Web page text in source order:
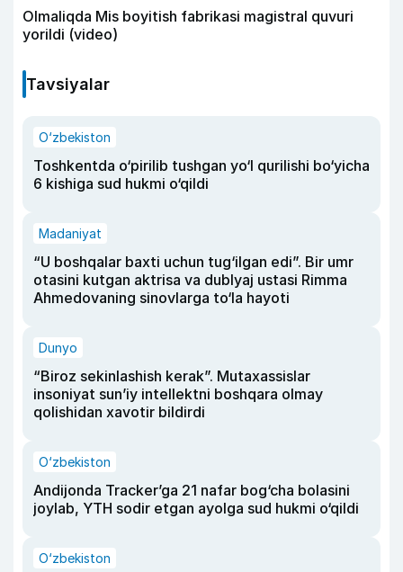
Olmaliqda Mis boyitish fabrikasi magistral quvuri
yorildi (video)
Tavsiyalar
O‘zbekiston
Toshkentda o‘pirilib tushgan yo‘l qurilishi bo‘yicha
6 kishiga sud hukmi o‘qildi
Madaniyat
“U boshqalar baxti uchun tug‘ilgan edi”. Bir umr
otasini kutgan aktrisa va dublyaj ustasi Rimma
Ahmedovaning sinovlarga to‘la hayoti
Dunyo
“Biroz sekinlashish kerak”. Mutaxassislar
insoniyat sun’iy intellektni boshqara olmay
qolishidan xavotir bildirdi
O‘zbekiston
Andijonda Tracker’ga 21 nafar bog‘cha bolasini
joylab, YTH sodir etgan ayolga sud hukmi o‘qildi
O‘zbekiston